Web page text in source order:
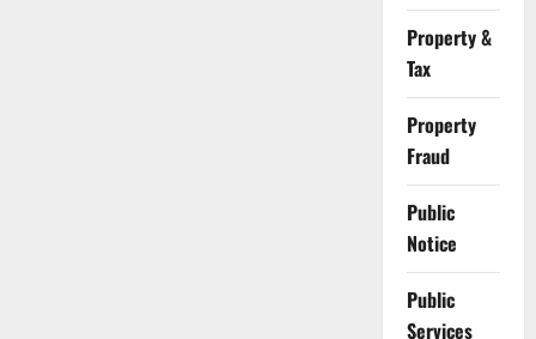
Property &
Tax
Property
Fraud
Public
Notice
Public
Services